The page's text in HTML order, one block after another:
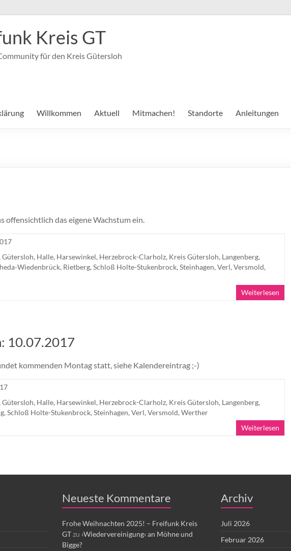
Kreis GT
für den Kreis Gütersloh
Willkommen Aktuell Mitmachen! Standorte Anleitungen
offensichtlich das eigene Wachstum ein.
Gütersloh, Halle, Harsewinkel, Herzebrock-Clarholz, Kreis Gütersloh, Langenberg,
Wiedenbrück, Rietberg, Schloß Holte-Stukenbrock, Steinhagen, Verl, Versmold,
Weiterlesen
10.07.2017
kommenden Montag statt, siehe Kalender­eintrag ;-)
Gütersloh, Halle, Harsewinkel, Herzebrock-Clarholz, Kreis Gütersloh, Langenberg,
, Schloß Holte-Stukenbrock, Steinhagen, Verl, Versmold, Werther
Weiterlesen
Neueste Kommentare
Frohe Weihnachten 2025! – Freifunk Kreis
GTzu ›Wiedervereinigung‹ an Möhne und
Bigge?
Archiv
Juli 2026
Februar 2026